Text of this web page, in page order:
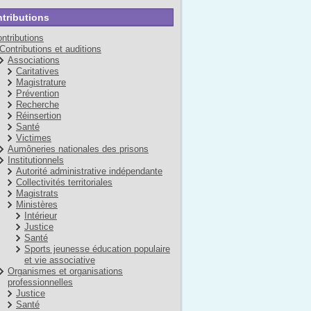
Contributions et auditions
Associations
Caritatives
Magistrature
Prévention
Recherche
Réinsertion
Santé
Victimes
Aumôneries nationales des prisons
Institutionnels
Autorité administrative indépendante
Collectivités territoriales
Magistrats
Ministères
Intérieur
Justice
Santé
Sports jeunesse éducation populaire
et vie associative
Organismes et organisations
professionnelles
Justice
Santé